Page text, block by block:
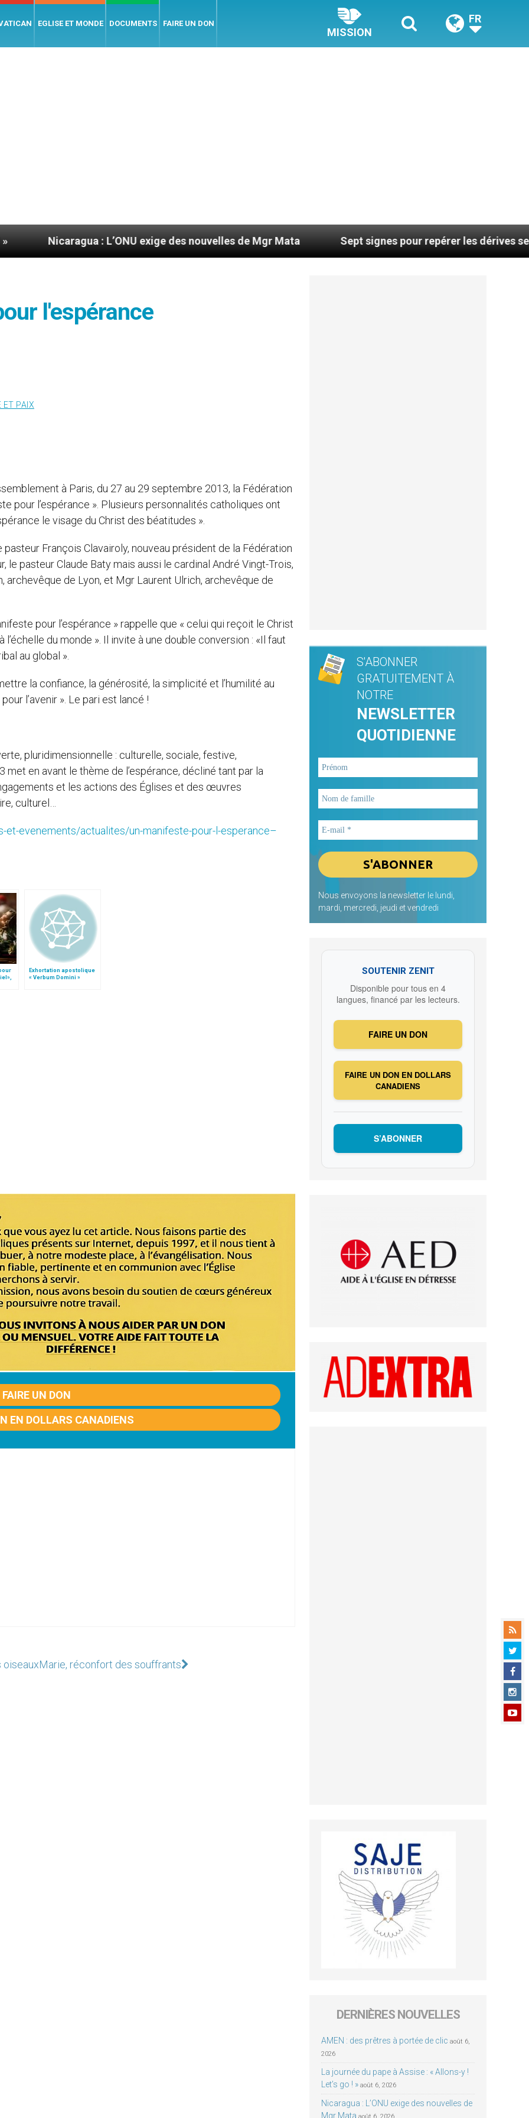
EGLISE ET MONDE DOCUMENTS FAIRE UN DON
MISSION
FR
: L’ONU exige des nouvelles de Mgr Mata Sept signes pour repérer les dérives sectaires du
l'espérance
ET PAIX
à Paris, du 27 au 29 septembre 2013, la Fédération
pour l’espérance ». Plusieurs personnalités catholiques ont
le visage du Christ des béatitudes ».
François Clavairoly, nouveau président de la Fédération
pasteur Claude Baty mais aussi le cardinal André Vingt-Trois,
archevêque de Lyon, et Mgr Laurent Ulrich, archevêque de
pour l’espérance » rappelle que « celui qui reçoit le Christ
du monde ». Il invite à une double conversion : «Il faut
au global ».
la confiance, la générosité, la simplicité et l’humilité au
l’avenir ». Le pari est lancé !
pluridimensionnelle : culturelle, sociale, festive,
en avant le thème de l’espérance, décliné tant par la
et les actions des Églises et des œuvres
culturel…
et-evenements/actualites/un-manifeste-pour-l-esperance–
Exhortation apostolique
« Verbum Domini »
FAIRE UN DON
EN DOLLARS CANADIENS
oiseauxMarie, réconfort des souffrants
S'ABONNER
GRATUITEMENT À
NOTRE
NEWSLETTER
QUOTIDIENNE
Nous envoyons la newsletter le lundi,
mardi, mercredi, jeudi et vendredi
SOUTENIR ZENIT
Disponible pour tous en 4
langues, financé par les lecteurs.
FAIRE UN DON
FAIRE UN DON EN DOLLARS
CANADIENS
S’ABONNER
DERNIÈRES NOUVELLES
AMEN : des prêtres à portée de clic août 6,
2026
La journée du pape à Assise : « Allons-y !
Let’s go ! » août 6, 2026
Nicaragua : L’ONU exige des nouvelles de
Mgr Mata